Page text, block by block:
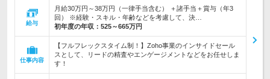
給与
月給30万円～38万円（一律手当含む） ＋諸手当＋賞与（年3
回） ※経験・スキル・年齢などを考慮して、決…
初年度の年収： 525～665万円
仕事内容
【フルフレックスタイム制！】Zoho事業のインサイドセール
スとして、リードの精査やエンゲージメントなどをお任せしま
す！